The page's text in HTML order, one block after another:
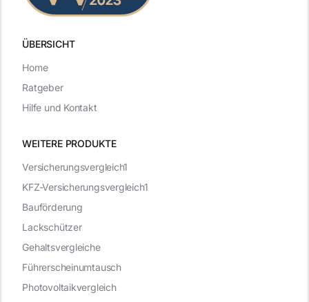
ÜBERSICHT
WEITERE PRODUKTE
Versicherungsvergleich1
KFZ-Versicherungsvergleich1
Bauförderung
Lackschützer
Gehaltsvergleiche
Führerscheinumtausch
Photovoltaikvergleich
Home
Ratgeber
Hilfe und Kontakt